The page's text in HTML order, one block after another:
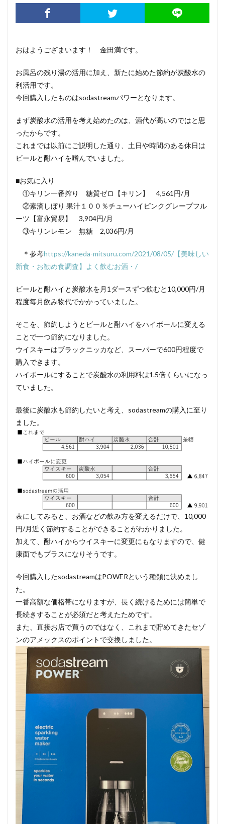
おはようござまいます！ 金田満です。
お風呂の残り湯の活用に加え、新たに始めた節約が炭酸水の
利活用です。
今回購入したものはsodastreamパワーとなります。
まず炭酸水の活用を考え始めたのは、酒代が高いのではと思
ったからです。
これまでは以前にご説明した通り、土日や時間のある休日は
ビールと酎ハイを嗜んでいました。
■お気に入り
①キリン一番搾り 糖質ゼロ【キリン】 4,561円/月
②素滴しぼり 果汁１００％チューハイピンクグレープフル
ーツ【富永貿易】 3,904円/月
③キリンレモン 無糖 2,036円/月
＊参考https://kaneda-mitsuru.com/2021/08/05/【美味しい
新食・お勧め食調査】よく飲むお酒・/
ビールと酎ハイと炭酸水を月1ダースずつ飲むと10,000円/月
程度毎月飲み物代でかかっていました。
そこを、節約しようとビールと酎ハイをハイボールに変える
ことで一つ節約になりました。
ウイスキーはブラックニッカなど、スーパーで600円程度で
購入できます。
ハイボールにすることで炭酸水の利用料は1.5倍くらいになっ
ていました。
最後に炭酸水も節約したいと考え、sodastreamの購入に至り
ました。
表にしてみると、お酒などの飲み方を変えるだけで、10,000
円/月近く節約することができることがわかりました。
加えて、酎ハイからウイスキーに変更にもなりますので、健
康面でもプラスになりそうです。
今回購入したsodastreamはPOWERという種類に決めまし
た。
一番高額な価格帯になりますが、長く続けるためには簡単で
長続きすることが必須だと考えたためです。
また、直接お店で買うのではなく、これまで貯めてきたセゾ
ンのアメックスのポイントで交換しました。